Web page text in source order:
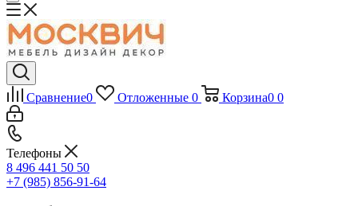
Сравнение0 Отложенные 0 Корзина0 0
Телефоны
8 496 441 50 50
+7 (985) 856-91-64